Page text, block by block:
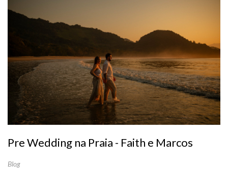
Pre Wedding na Praia - Faith e Marcos
Blog